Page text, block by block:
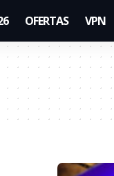
OFERTAS VPN